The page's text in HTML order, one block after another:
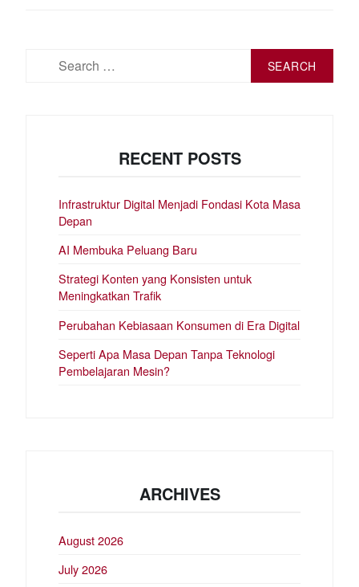
RECENT POSTS
Infrastruktur Digital Menjadi Fondasi Kota Masa
Depan
AI Membuka Peluang Baru
Strategi Konten yang Konsisten untuk
Meningkatkan Trafik
Perubahan Kebiasaan Konsumen di Era Digital
Seperti Apa Masa Depan Tanpa Teknologi
Pembelajaran Mesin?
ARCHIVES
August 2026
July 2026